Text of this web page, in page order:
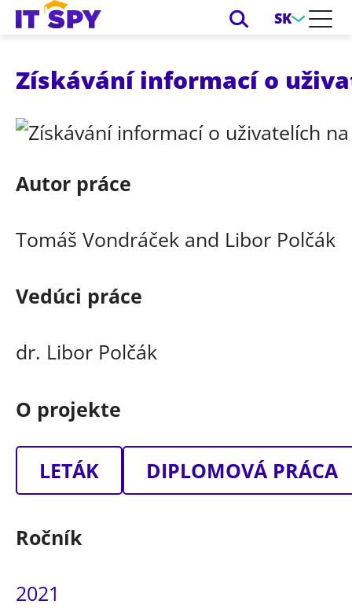
SK
Získávání informací o
Autor práce
Tomáš Vondráček and Libor Polčák
Vedúci práce
dr. Libor Polčák
O projekte
LETÁK DIPLOMOVÁ PRÁCA
Ročník
2021